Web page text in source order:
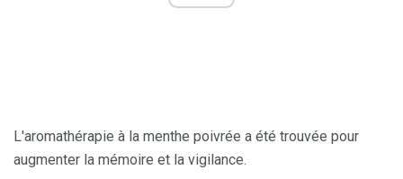
L'aromathérapie à la menthe poivrée a été trouvée pour
augmenter la mémoire et la vigilance.